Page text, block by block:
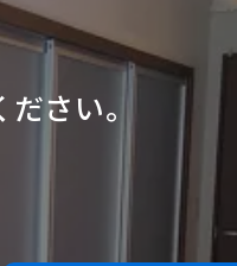
さい。